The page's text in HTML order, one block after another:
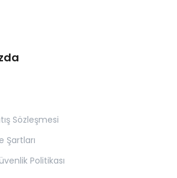
Sözleşmesi
Şartları
Politikası